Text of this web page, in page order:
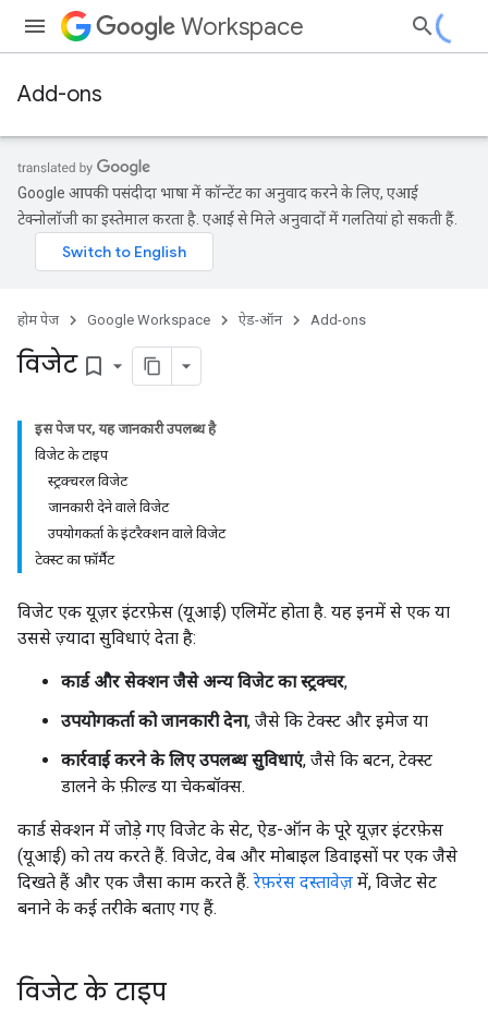
Workspace
Add-ons
Google आपकी पसंदीदा भाषा में कॉन्टेंट का अनुवाद करने के लिए, एआई
टेक्नोलॉजी का इस्तेमाल करता है. एआई से मिले अनुवादों में गलतियां हो सकती हैं.
होम पेज Google Workspace ऐड-ऑन Add-ons
विजेट bookmark_border
इस पेज पर, यह जानकारी उपलब्ध है
विजेट के टाइप
स्ट्रक्चरल विजेट
जानकारी देने वाले विजेट
उपयोगकर्ता के इंटरैक्शन वाले विजेट
टेक्स्ट का फ़ॉर्मैट
विजेट एक यूज़र इंटरफ़ेस (यूआई) एलिमेंट होता है. यह इनमें से एक या
उससे ज़्यादा सुविधाएं देता है:
कार्ड और सेक्शन जैसे अन्य विजेट का स्ट्रक्चर,
उपयोगकर्ता को जानकारी देना, जैसे कि टेक्स्ट और इमेज या
कार्रवाई करने के लिए उपलब्ध सुविधाएं, जैसे कि बटन, टेक्स्ट
डालने के फ़ील्ड या चेकबॉक्स.
कार्ड सेक्शन में जोड़े गए विजेट के सेट, ऐड-ऑन के पूरे यूज़र इंटरफ़ेस
(यूआई) को तय करते हैं. विजेट, वेब और मोबाइल डिवाइसों पर एक जैसे
दिखते हैं और एक जैसा काम करते हैं.रेफ़रंस दस्तावेज़ में, विजेट सेट
बनाने के कई तरीके बताए गए हैं.
विजेट के टाइप